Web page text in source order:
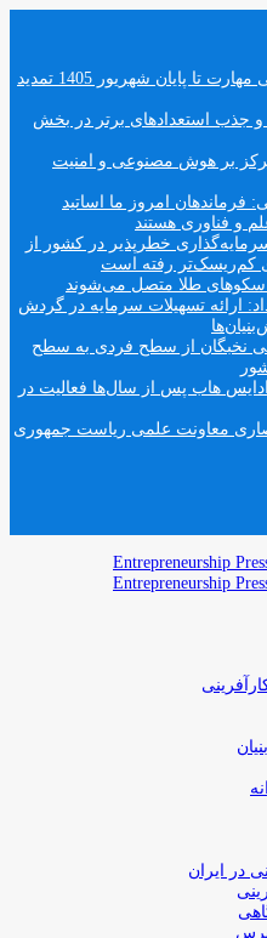
مهلت ثبت‌نام در مسابقات جهانی مهارت تا پایان شهریور 1405 تمدید
و جذب استعدادهای برتر در بخش
پوستر الکامپ ۲۹ با تمرکز بر هوش مصنوعی و امنیت
فرماندهان امروز ما اساتید
و فناوری هستند
خطرپذیر در کشور از
کم‌ریسک‌تر رفته است
سکوهای طلا متصل می‌شوند
ارائه تسهیلات سرمایه در گردش
نخبگان از سطح فردی به سطح
هاب پس از سال‌ها فعالیت در
معاونت علمی ریاست جمهوری
در ایران
پرس